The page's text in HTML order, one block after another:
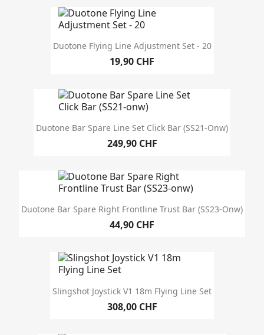
Duotone Flying Line Adjustment Set - 20
19,90 CHF
Duotone Bar Spare Line Set Click Bar (SS21-Onw)
249,90 CHF
Duotone Bar Spare Right Frontline Trust Bar (SS23-Onw)
44,90 CHF
Slingshot Joystick V1 18m Flying Line Set
308,00 CHF